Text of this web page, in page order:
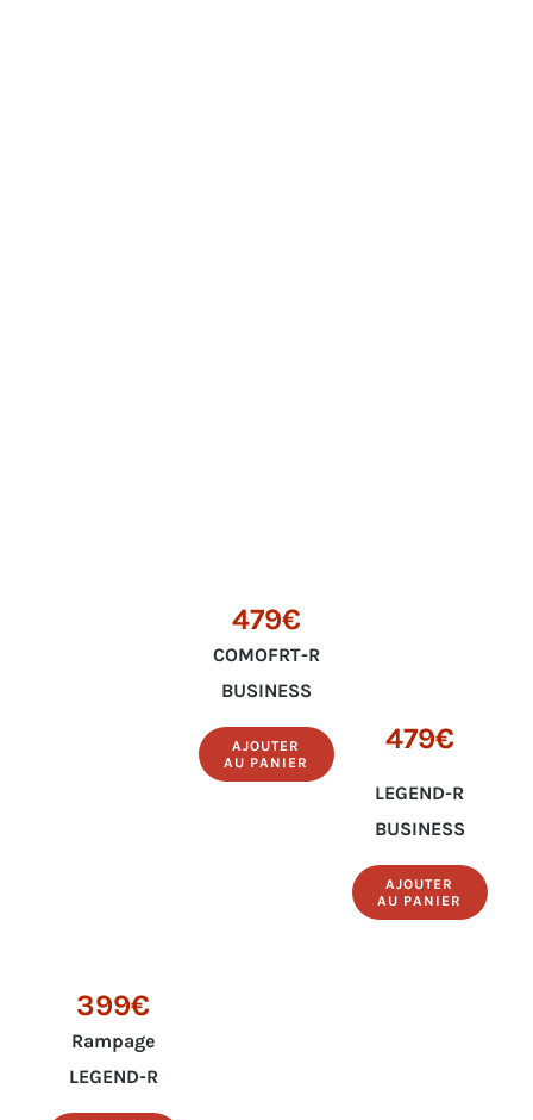
399€
Rampage
LEGEND-R
479€
COMOFRT-R
BUSINESS
AJOUTER
AU PANIER
479€
LEGEND-R
BUSINESS
AJOUTER
AU PANIER